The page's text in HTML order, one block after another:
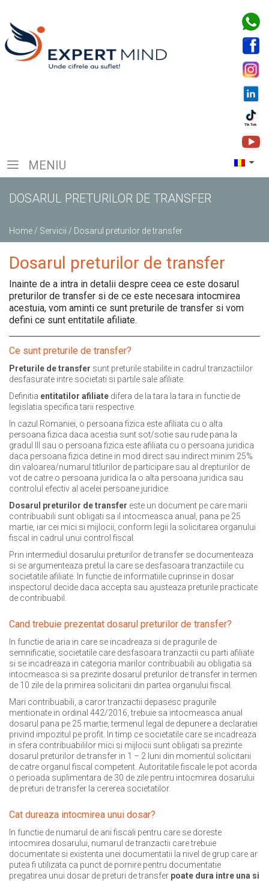
MENIU
DOSARUL PRETURILOR DE TRANSFER
Home / Servicii / Dosarul preturilor de transfer
Dosarul preturilor de transfer
Inainte de a intra in detalii despre ceea ce este dosarul
preturilor de transfer si de ce este necesara intocmirea
acestuia, vom aminti ce sunt preturile de transfer si vom
defini ce sunt entitatile afiliate.
Ce sunt preturile de transfer?
Preturile de transfer sunt preturile stabilite in cadrul tranzactiilor
desfasurate intre societati si partile sale afiliate.
Definitia entitatilor afiliate difera de la tara la tara in functie de
legislatia specifica tarii respective.
In cazul Romaniei, o persoana fizica este afiliata cu o alta
persoana fizica daca acestia sunt sot/sotie sau rude pana la
gradul III sau o persoana fizica este afiliata cu o persoana juridica
daca persoana fizica detine in mod direct sau indirect minim 25%
din valoarea/numarul titlurilor de participare sau al drepturilor de
vot de catre o persoana juridica la o alta persoana juridica sau
controlul efectiv al acelei persoane juridice.
Dosarul preturilor de transfer este un document pe care marii
contribuabili sunt obligati sa il intocmeasca anual, pana pe 25
martie, iar cei mici si mijlocii, conform legii la solicitarea organului
fiscal in cadrul unui control fiscal.
Prin intermediul dosarului preturilor de transfer se documenteaza
si se argumenteaza pretul la care se desfasoara tranzactiile cu
societatile afiliate. In functie de informatiile cuprinse in dosar
inspectorul decide daca accepta sau ajusteaza preturile practicate
de contribuabil.
Cand trebuie prezentat dosarul preturilor de transfer?
In functie de aria in care se incadreaza si de pragurile de
semnificatie, societatile care desfasoara tranzactii cu parti afiliate
si se incadreaza in categoria marilor contribuabili au obligatia sa
intocmeasca si sa prezinte dosarul preturilor de transfer in termen
de 10 zile de la primirea solicitarii din partea organului fiscal.
Mari contribuabili, a caror tranzactii depasesc pragurile
mentionate in ordinal 442/2016, trebuie sa intocmeasca anual
dosarul pana pe 25 martie, termenul legal de depunere a declaratiei
privind impozitul pe profit. In timp ce societatile care se incadreaza
in sfera contribuabililor mici si mijlocii sunt obligati sa prezinte
dosarul preturilor de transfer in 1 – 2 luni din momentul solicitarii
de catre organul fiscal competent. Autoritatile fiscale le pot acorda
o perioada suplimentara de 30 de zile pentru intocmirea dosarului
de preturi de transfer la cererea societatilor.
Cat dureaza intocmirea unui dosar?
In functie de numarul de ani fiscali pentru care se doreste
intocmirea dosarului, numarul de tranzactii care trebuie
documentate si existenta unei documentatii la nivel de grup care ar
putea fi utilizata ca punct de pornire pentru documentatie
pregatirea unui dosar de preturi de transfer poate dura intre una si